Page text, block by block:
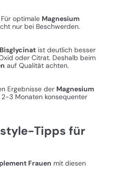
Für optimale Magnesium
nur bei Beschwerden.
ist deutlich besser
oder Citrat. Deshalb beim
auf Qualität achten.
Ergebnisse der Magnesium
2-3 Monaten konsequenter
Tipps für
Frauen mit diesen